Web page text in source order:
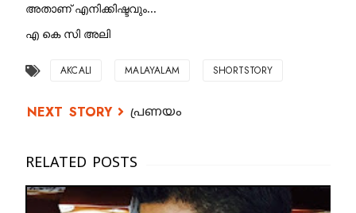
അതാണ് എനിക്കിഷ്ടവും...
എ കെ സി അലി
AKCALI MALAYALAM SHORTSTORY
പ്രണയം